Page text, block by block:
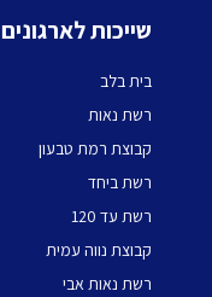
שייכות לארגונים
בית בלב
רשת נאות
קבוצת רמת טבעון
רשת ביחד
רשת עד 120
קבוצת נווה עמית
רשת נאות אבי